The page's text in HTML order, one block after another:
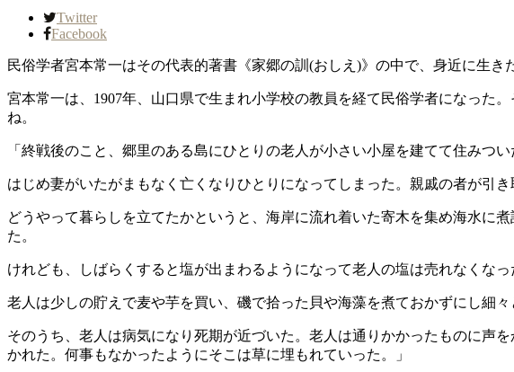
Twitter
Facebook
民俗学者宮本常一はその代表的著書《家郷の訓(おしえ)》の中で、身近に生
宮本常一は、1907年、山口県で生まれ小学校の教員を経て民俗学者になった
ね。
「終戦後のこと、郷里のある島にひとりの老人が小さい小屋を建てて住みつ
はじめ妻がいたがまもなく亡くなりひとりになってしまった。親戚の者が引
どうやって暮らしを立てたかというと、海岸に流れ着いた寄木を集め海水に
た。
けれども、しばらくすると塩が出まわるようになって老人の塩は売れなくなっ
老人は少しの貯えで麦や芋を買い、磯で拾った貝や海藻を煮ておかずにし細
そのうち、老人は病気になり死期が近づいた。老人は通りかかったものに声
かれた。何事もなかったようにそこは草に埋もれていった。」